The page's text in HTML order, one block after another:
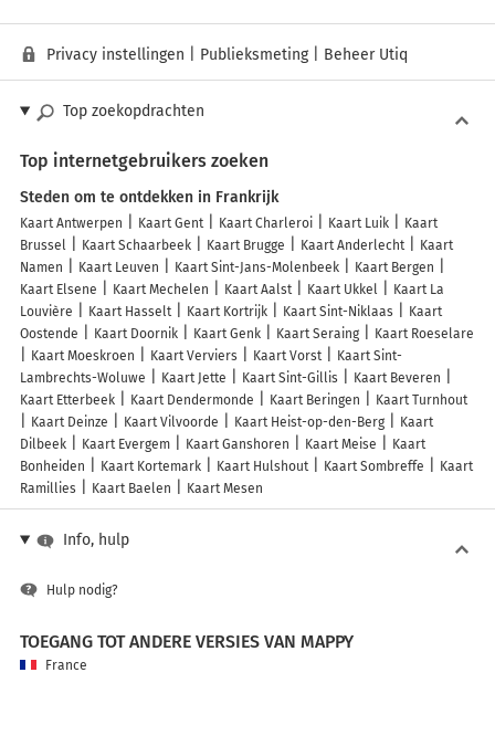
Privacy instellingen Publieksmeting| Beheer Utiq
Top zoekopdrachten
Top internetgebruikers zoeken
Steden om te ontdekken in Frankrijk
Kaart Antwerpen Kaart Gent Kaart Charleroi Kaart Luik
Kaart
Brussel
Kaart Schaarbeek Kaart Brugge Kaart Anderlecht
Kaart
Namen
Kaart Leuven Kaart Sint-Jans-Molenbeek
Kaart Bergen
Kaart Elsene
Kaart Mechelen Kaart Aalst Kaart Ukkel
Kaart La
Louvière
Kaart Hasselt Kaart Kortrijk Kaart Sint-Niklaas
Kaart
Oostende
Kaart Doornik Kaart Genk Kaart Seraing
Kaart Roeselare
Kaart Moeskroen
Kaart Verviers Kaart Vorst
Kaart Sint-
Lambrechts-Woluwe
Kaart Jette Kaart Sint-Gillis
Kaart Beveren
Kaart Etterbeek
Kaart Dendermonde Kaart Beringen
Kaart Turnhout
Kaart Deinze
Kaart Vilvoorde Kaart Heist-op-den-Berg
Kaart
Dilbeek
Kaart Evergem Kaart Ganshoren Kaart Meise
Kaart
Bonheiden
Kaart Kortemark Kaart Hulshout Kaart Sombreffe
Kaart
Ramillies
Kaart Baelen Kaart Mesen
Info, hulp
Hulp nodig?
TOEGANG TOT ANDERE VERSIES VAN MAPPY
France